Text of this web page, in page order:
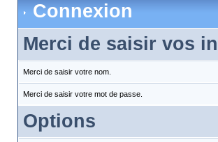
Connexion
Merci de saisir vos
Merci de saisir votre nom.
Merci de saisir votre mot de passe.
Options